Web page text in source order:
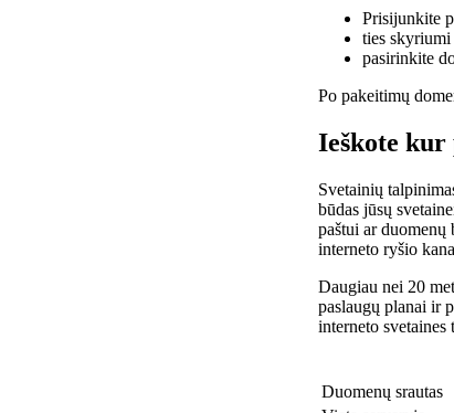
Prisijunkite
ties
pasirinkite
Po pakeitimų
Ieškote
Svetainių
būdas jūsų
paštui ar duomenų
interneto ryšio
Daugiau nei 20
paslaugų planai ir
interneto
Duomenų srautas